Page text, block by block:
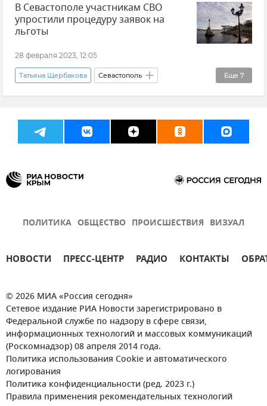
Общество Новости СВО Севастополь
Закон и право
В Севастополе участникам СВО
упростили процедуру заявок на
льготы
28 февраля 2023, 12:05
Еще 7
Татьяна Щербакова Севастополь
Новости СВО Закон и право Общество
Михаил Развожаев Армия и флот
Вооруженные силы России
ПОЛИТИКА ОБЩЕСТВО ПРОИСШЕСТВИЯ ВИЗУАЛ
НОВОСТИ ПРЕСС-ЦЕНТР РАДИО КОНТАКТЫ
© 2026 МИА «Россия сегодня»
Сетевое издание РИА Новости зарегистрировано в
Федеральной службе по надзору в сфере связи,
информационных технологий и массовых коммуникаций
(Роскомнадзор) 08 апреля 2014 года.
Политика использования Cookie и автоматического
логирования
Политика конфиденциальности (ред. 2023 г.)
Правила применения рекомендательных технологий